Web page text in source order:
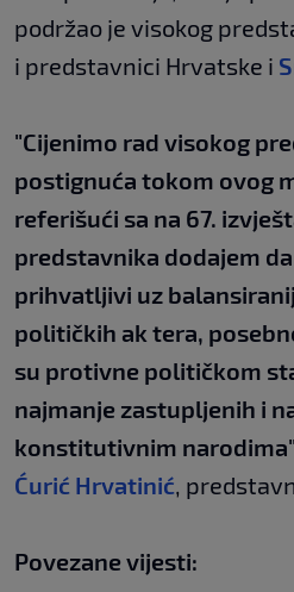
podržao je visokog
i predstavnici Hrvatske i
"Cijenimo rad visokog
postignuća tokom ovog
referišući sa na 67.
predstavnika dodajem
prihvatljivi uz
političkih ak tera,
su protivne političkom
najmanje zastupljenih i
konstitutivnim narodima"
Ćurić Hrvatinić,
Povezane vijesti: